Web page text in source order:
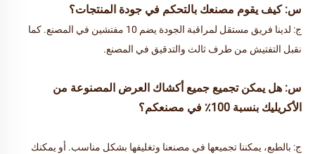
س: كيف يقوم مصنعك بالتحكم في جودة المنتجات؟
نقبل التفتيش من طرف ثالث والتدقيق في المصنع.
الأكريليك بنسبة 100٪ في مصنعكم؟